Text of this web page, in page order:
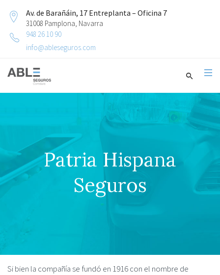
Av. de Barañáin, 17 Entreplanta – Oficina 7
31008 Pamplona, Navarra
948 26 10 90
info@ableseguros.com
Patria Hispana
Seguros
Si bien la compañía se fundó en 1916 con el nombre de